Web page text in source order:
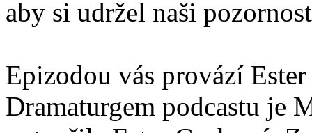
aby si udržel naši
Epizodou vás provází
Dramaturgem podcastu je